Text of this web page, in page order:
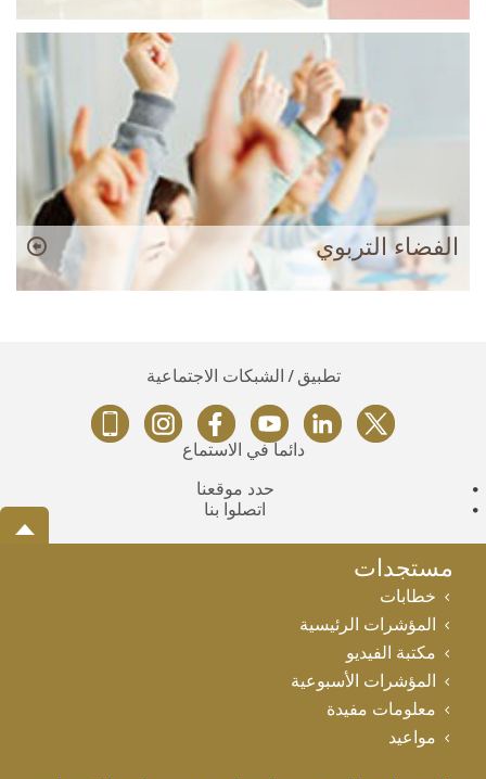
الفضاء التربوي
تطبيق / الشبكات الاجتماعية
دائماً في الاستماع
حدد موقعنا
اتصلوا بنا
مستجدات
خطابات
المؤشرات الرئيسية
مكتبة الفيديو
المؤشرات الأسبوعية
معلومات مفيدة
مواعيد